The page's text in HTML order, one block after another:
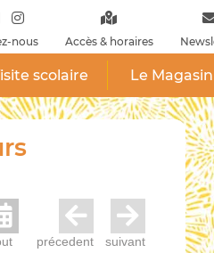
nous Accès & horaires
scolaire Le Magasin
précedent suivant